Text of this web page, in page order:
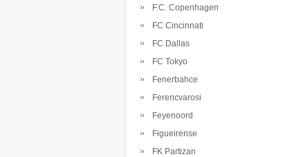
F.C. Copenhagen
FC Cincinnati
FC Dallas
FC Tokyo
Fenerbahce
Ferencvarosi
Feyenoord
Figueirense
FK Partizan